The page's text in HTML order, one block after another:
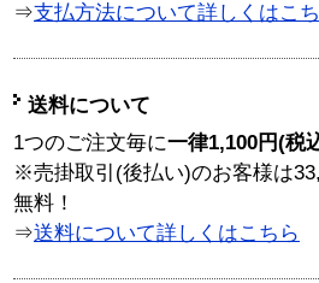
⇒支払方法について詳しくはこ
送料について
1つのご注文毎に一律1,100円(税
※売掛取引(後払い)のお客様は
無料！
⇒送料について詳しくはこちら